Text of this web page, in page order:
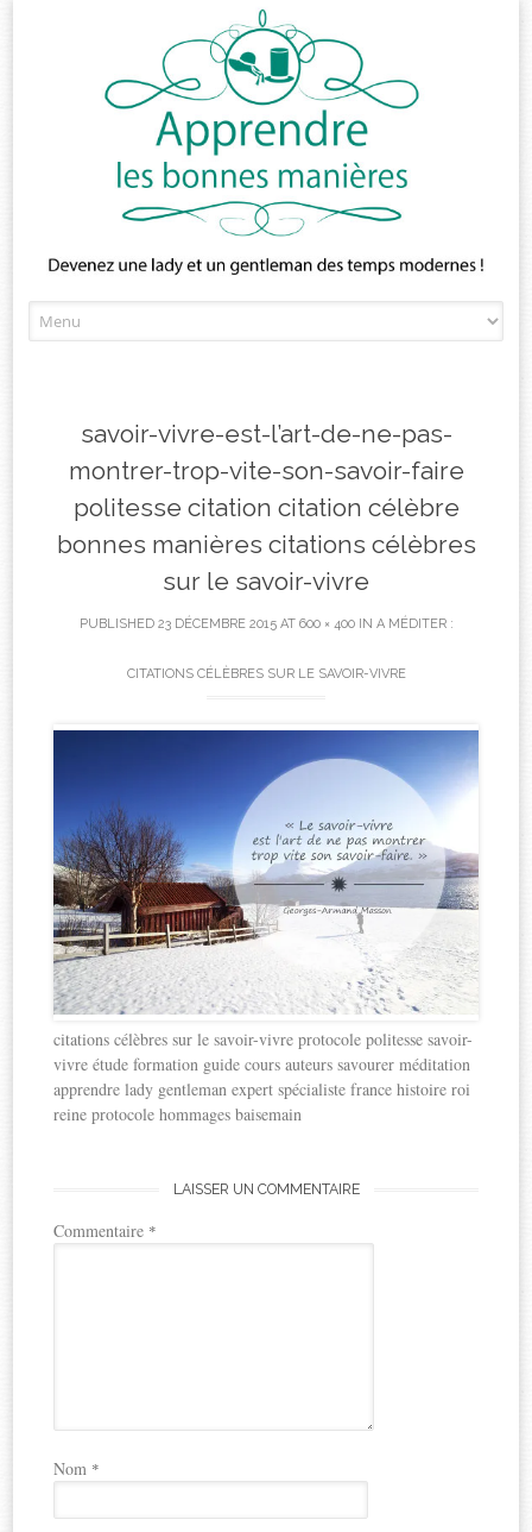
to
savoir-vivre-est-l’art-de-ne-pas-
montrer-trop-vite-son-savoir-faire
politesse citation citation célèbre
bonnes manières citations célèbres
sur le savoir-vivre
PUBLISHED 23 DÉCEMBRE 2015AT 600 × 400IN A MÉDITER :
CITATIONS CÉLÈBRES SUR LE SAVOIR-VIVRE
citations célèbres sur le savoir-vivre protocole politesse savoir-
vivre étude formation guide cours auteurs savourer méditation
apprendre lady gentleman expert spécialiste france histoire roi
reine protocole hommages baisemain
LAISSER UN COMMENTAIRE
Commentaire *
Nom *